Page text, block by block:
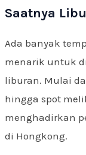
Saatnya
Ada banyak
menarik untuk
liburan. Mulai
hingga spot
menghadirkan
di Hongkong.